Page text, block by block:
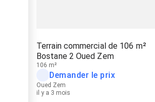
Terrain commercial de 106 m²
Bostane 2 Oued Zem
106 m²
Demander le prix
Oued Zem
il y a 3 mois